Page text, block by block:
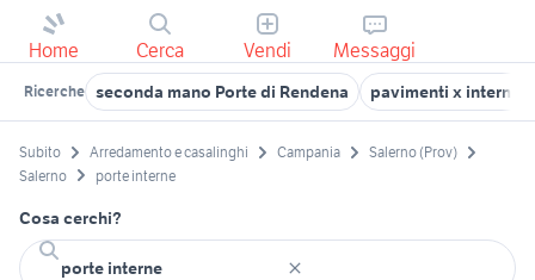
Home Cerca Vendi Messaggi
Ricerche seconda mano Porte di Rendena pavimenti x interni
Subito Arredamento e casalinghi Campania
Salerno (Prov)
Salerno
porte interne
Cosa cerchi?